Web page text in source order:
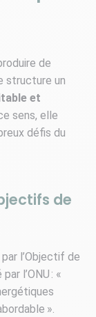
de
structure un
et
sens, elle
défis du
de
l’Objectif de
l’ONU : «
».